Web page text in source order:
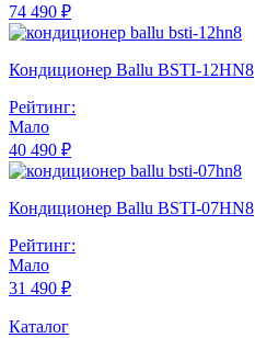
74 490 ₽
Кондиционер Ballu BSTI-12HN8
Рейтинг:
Мало
40 490 ₽
Кондиционер Ballu BSTI-07HN8
Рейтинг:
Мало
31 490 ₽
Каталог